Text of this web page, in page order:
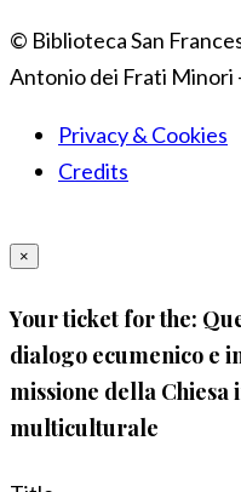
© Biblioteca San
Antonio dei Frati Minori
Privacy & Cookies
Credits
×
Your ticket for the:
dialogo ecumenico e
missione della Chiesa
multiculturale